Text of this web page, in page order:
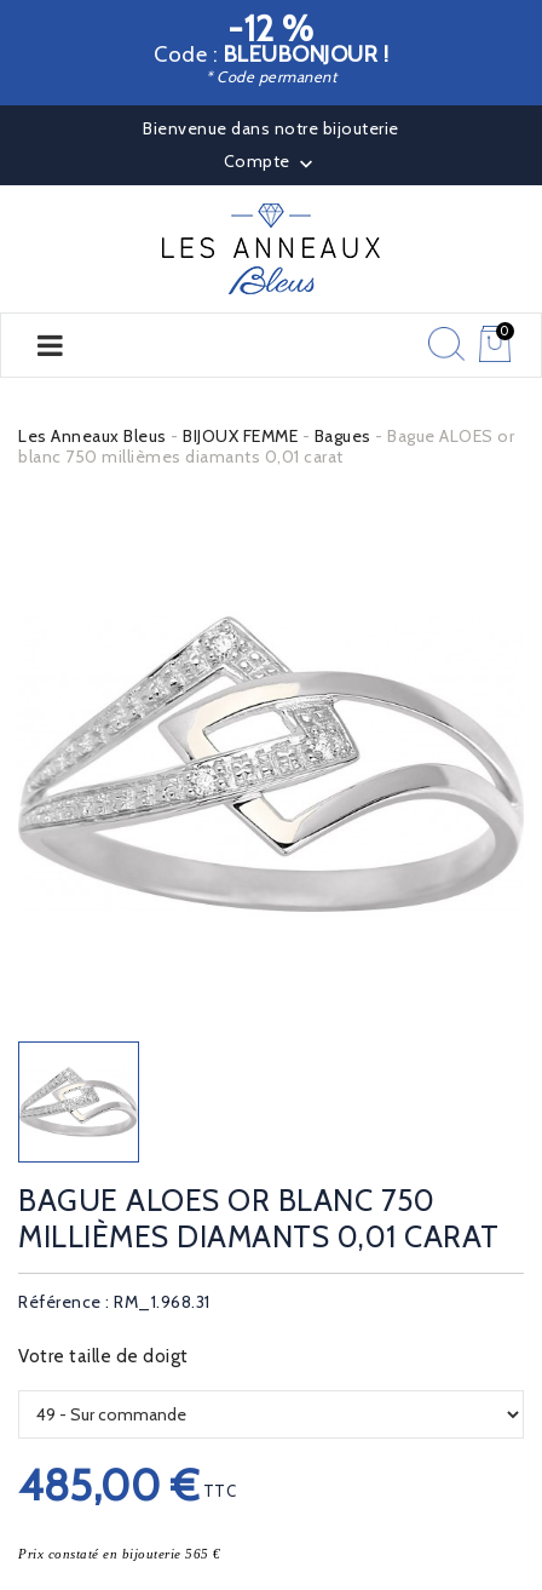
-12 %
Code : BLEUBONJOUR !
* Code permanent
Bienvenue dans notre bijouterie
Compte 
0
Les Anneaux Bleus BIJOUX FEMME Bagues
Bague ALOES or
blanc 750 millièmes diamants 0,01 carat
BAGUE ALOES OR BLANC 750
MILLIÈMES DIAMANTS 0,01 CARAT
Référence : RM_1.968.31
Votre taille de doigt
485,00 € TTC
Prix constaté en bijouterie 565 €